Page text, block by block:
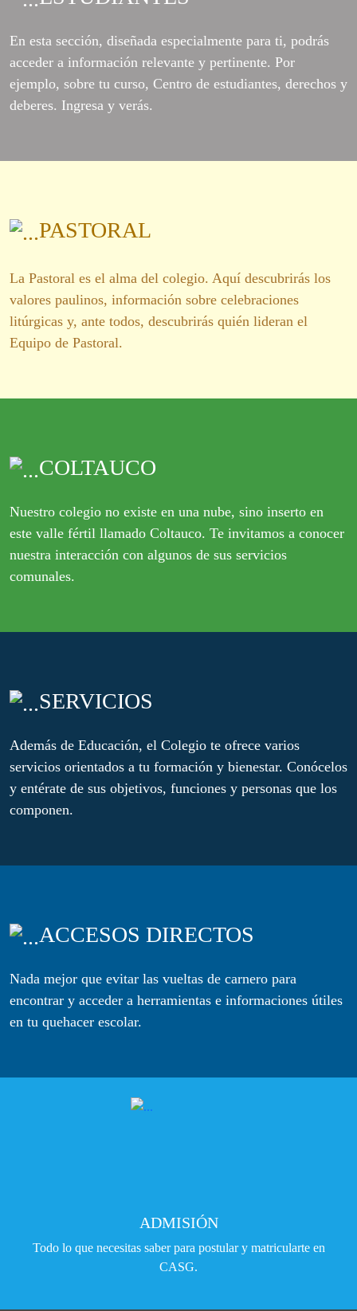
En esta sección, diseñada especialmente para ti, podrás
acceder a información relevante y pertinente. Por
ejemplo, sobre tu curso, Centro de estudiantes, derechos y
deberes. Ingresa y verás.
PASTORAL
La Pastoral es el alma del colegio. Aquí descubrirás los
valores paulinos, información sobre celebraciones
litúrgicas y, ante todos, descubrirás quién lideran el
Equipo de Pastoral.
COLTAUCO
Nuestro colegio no existe en una nube, sino inserto en
este valle fértil llamado Coltauco. Te invitamos a conocer
nuestra interacción con algunos de sus servicios
comunales.
SERVICIOS
Además de Educación, el Colegio te ofrece varios
servicios orientados a tu formación y bienestar. Conócelos
y entérate de sus objetivos, funciones y personas que los
componen.
ACCESOS DIRECTOS
Nada mejor que evitar las vueltas de carnero para
encontrar y acceder a herramientas e informaciones útiles
en tu quehacer escolar.
ADMISIÓN
Todo lo que necesitas saber para postular y matricularte en
CASG.